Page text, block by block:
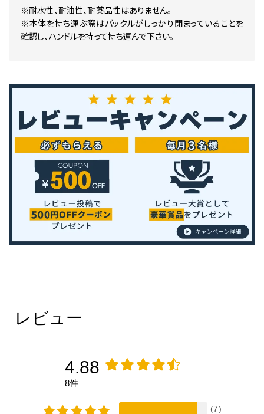
※耐水性、耐油性、耐薬品性はありません。
※本体を持ち運ぶ際はバックルがしっかり閉まっていることを
確認し、ハンドルを持って持ち運んで下さい。
レビュー
4.88
8件
(7)